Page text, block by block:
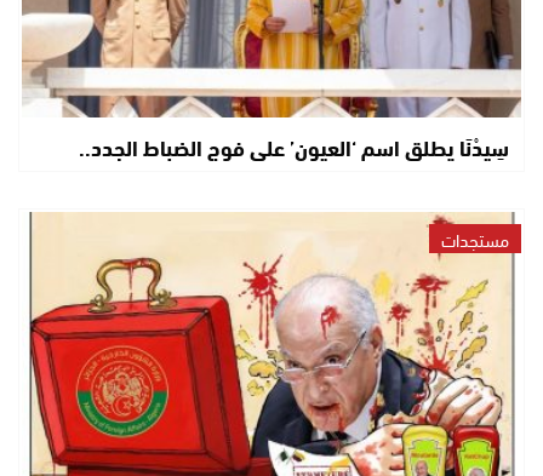
سِيدْنَا يطلق اسم ‘العيون’ على فوج الضباط الجدد..
مستجدات